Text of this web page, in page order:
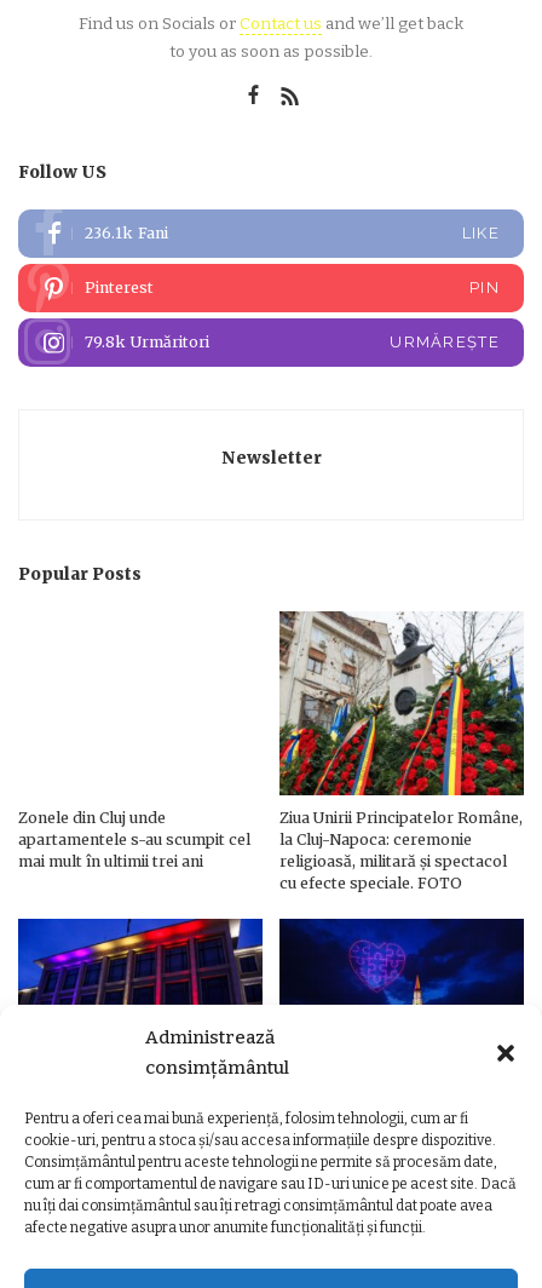
Administrează
consimțământul
Pentru a oferi cea mai bună experiență, folosim tehnologii, cum ar fi
cookie-uri, pentru a stoca și/sau accesa informațiile despre dispozitive.
Consimțământul pentru aceste tehnologii ne permite să procesăm date,
cum ar fi comportamentul de navigare sau ID-uri unice pe acest site. Dacă
nu îți dai consimțământul sau îți retragi consimțământul dat poate avea
afecte negative asupra unor anumite funcționalități și funcții.
Find us on Socials orContact us and we’ll get back
to you as soon as possible.
Follow US
236.1k Fani LIKE
Pinterest PIN
79.8k Urmăritori URMĂREȘTE
Newsletter
Popular Posts
Zonele din Cluj unde
apartamentele s-au scumpit cel
mai mult în ultimii trei ani
Ziua Unirii Principatelor Române,
la Cluj-Napoca: ceremonie
religioasă, militară și spectacol
cu efecte speciale. FOTO
Ziua Unirii Principatelor Române
– Clădiri și poduri din Cluj,
iluminate în culorile drapelului
Ziua Unirii la Cluj-Napoca.
Programul complet al
evenimentelor